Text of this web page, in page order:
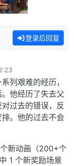
登录后回复
列艰难的经历，
他经历了失去父
过去的错误，反
。他的过去不会
新动画（200+个
1 个新奖励场景